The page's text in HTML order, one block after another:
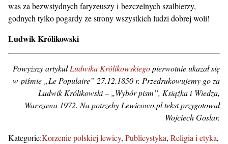
was za bezwstydnych faryzeuszy i bezczelnych szalbierzy,
godnych tylko pogardy ze strony wszystkich ludzi dobrej woli!
Ludwik Królikowski
Powyższy artykułLudwika Królikowskiegopierwotnie ukazał się
w piśmie „Le Populaire” 27.12.1850 r. Przedrukowujemy go za
Ludwik Królikowski – „Wybór pism”, Książka i Wiedza,
Warszawa 1972. Na potrzeby Lewicowo.pl tekst przygotował
Wojciech Goslar.
Kategorie:Korzenie polskiej lewicy Publicystyka Religia i etyka